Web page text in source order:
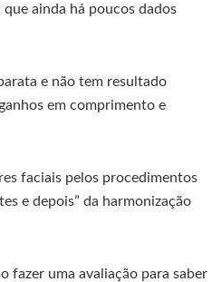
ainda há poucos dados
e não tem resultado
em comprimento e
faciais pelos procedimentos
e depois” da harmonização
fazer uma avaliação para saber